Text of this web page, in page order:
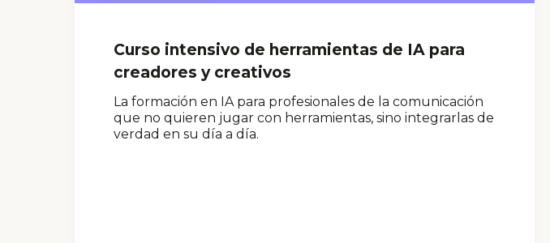
Curso intensivo de herramientas de IA para
creadores y creativos
La formación en IA para profesionales de la comunicación
que no quieren jugar con herramientas, sino integrarlas de
verdad en su día a día.